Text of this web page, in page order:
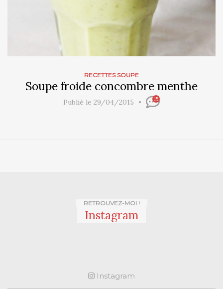
RECETTES SOUPE
Soupe froide concombre menthe
Publié le 29/04/2015 15
RETROUVEZ-MOI !
Instagram
Instagram